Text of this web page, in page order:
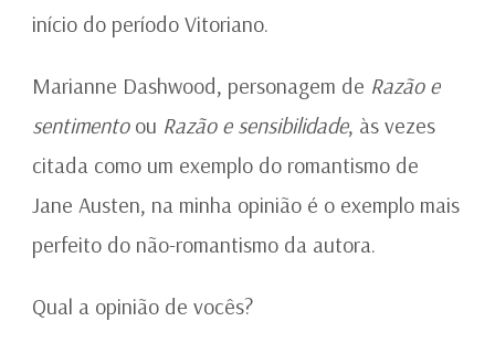
início do período Vitoriano.
Marianne Dashwood, personagem de Razão e
sentimentoou Razão e sensibilidade, às vezes
citada como um exemplo do romantismo de
Jane Austen, na minha opinião é o exemplo mais
perfeito do não-romantismo da autora.
Qual a opinião de vocês?